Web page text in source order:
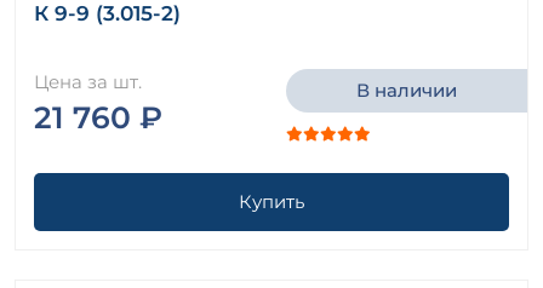
К 9-9 (3.015-2)
Цена за шт.
21 760 ₽
В наличии
Купить